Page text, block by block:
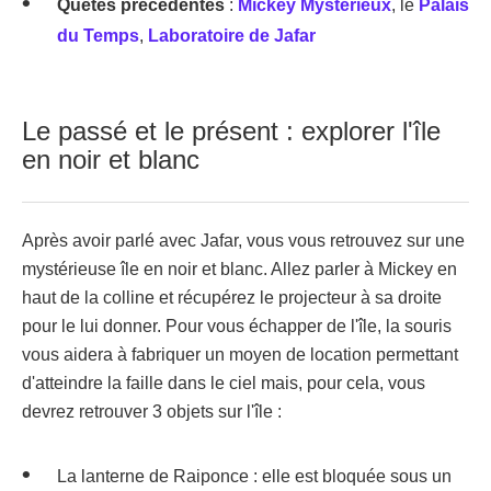
Quêtes précédentes : Mickey Mystérieux, le Palais
du Temps, Laboratoire de Jafar
Le passé et le présent : explorer l'île
en noir et blanc
Après avoir parlé avec Jafar, vous vous retrouvez sur une
mystérieuse île en noir et blanc. Allez parler à Mickey en
haut de la colline et récupérez le projecteur à sa droite
pour le lui donner. Pour vous échapper de l'île, la souris
vous aidera à fabriquer un moyen de location permettant
d'atteindre la faille dans le ciel mais, pour cela, vous
devrez retrouver 3 objets sur l'île :
La lanterne de Raiponce : elle est bloquée sous un